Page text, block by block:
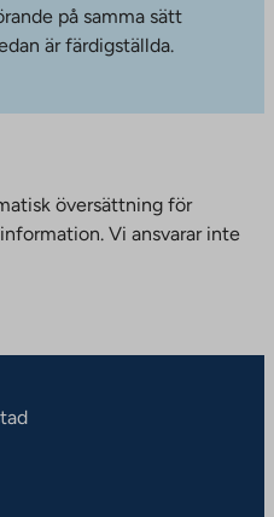
på samma sätt
är färdigställda.
översättning för
Vi ansvarar inte